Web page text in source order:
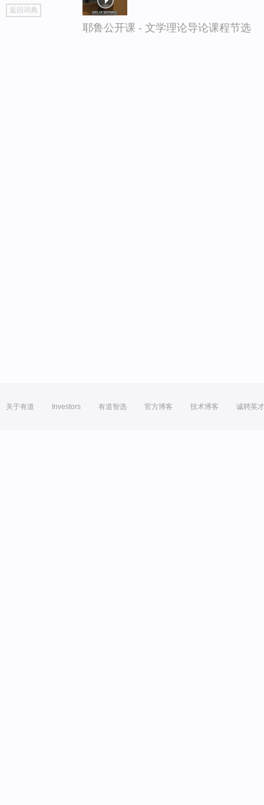
go
top
返回词典
耶鲁公开课 - 文学理论导论课程节选
关于有道 Investors 有道智选 官方博客 技术博客 诚聘英才